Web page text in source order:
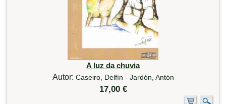
A luz da chuvia
Autor: Caseiro, Delfín - Jardón, Antón
17,00 €